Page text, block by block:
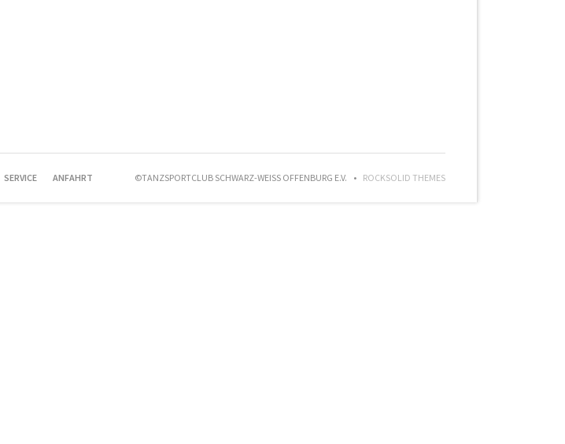
SERVICE ANFAHRT ©TANZSPORTCLUB SCHWARZ-WEISS OFFENBURG E.V. ROCKSOLID THEMES